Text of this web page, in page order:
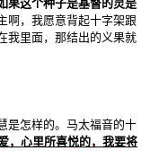
果这个种子是基督的灵是
啊，我愿意背起十字架跟
我里面，那结出的义果就
是怎样的。马太福音的十
，心里所喜悦的，我要将